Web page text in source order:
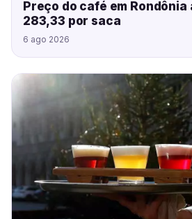
Preço do café em Rondônia
283,33 por saca
6 ago 2026